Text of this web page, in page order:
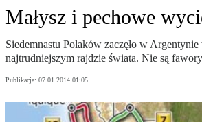
Małysz i pechowe
Siedemnastu Polaków zaczęło w
najtrudniejszym rajdzie świata. Nie są
Publikacja: 07.01.2014 01:05